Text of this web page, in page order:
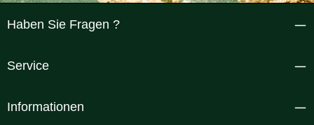
Haben Sie Fragen ?
Service
Informationen